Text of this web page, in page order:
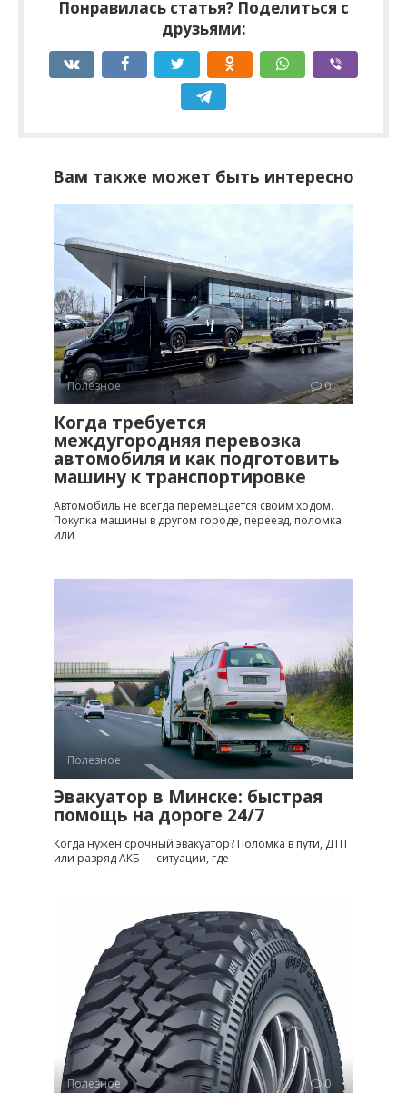
Понравилась статья? Поделиться с
друзьями:
Вам также может быть интересно
Полезное 0
Когда требуется
междугородняя перевозка
автомобиля и как подготовить
машину к транспортировке
Автомобиль не всегда перемещается своим ходом.
Покупка машины в другом городе, переезд, поломка
или
Полезное 0
Эвакуатор в Минске: быстрая
помощь на дороге 24/7
Когда нужен срочный эвакуатор? Поломка в пути, ДТП
или разряд АКБ — ситуации, где
Полезное 0